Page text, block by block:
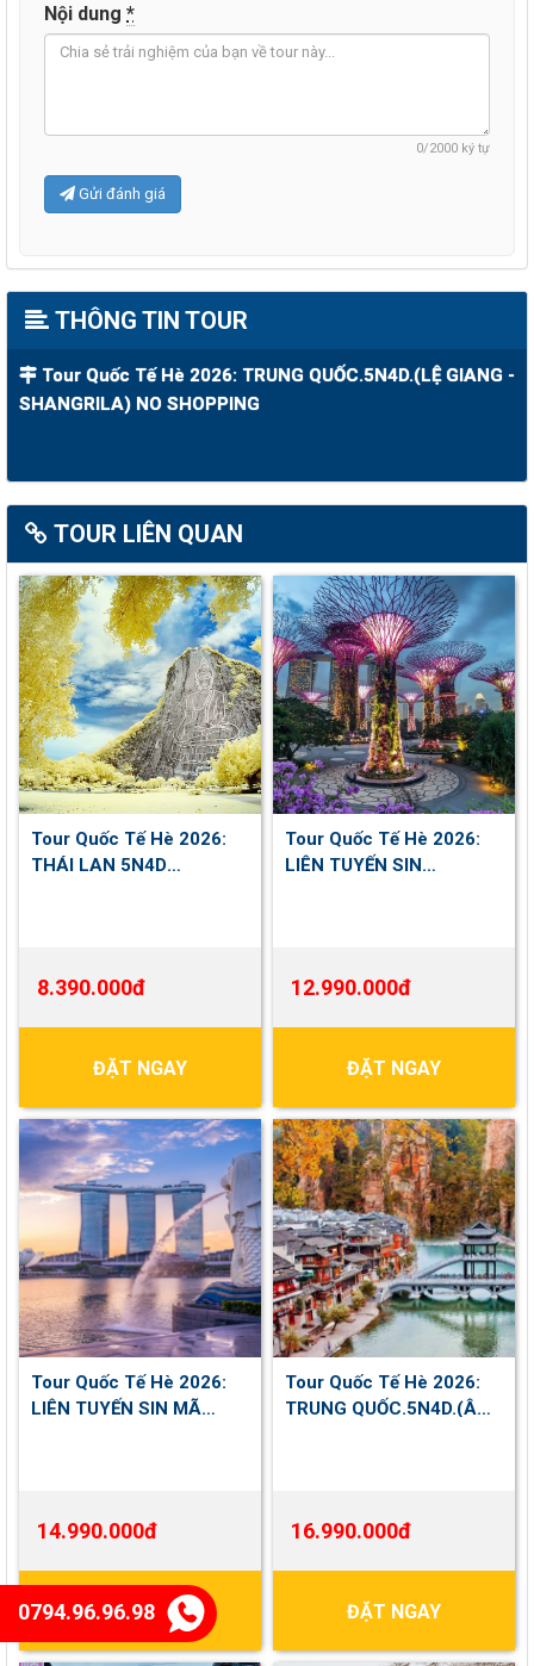
Nội dung *
0/2000 ký tự
Gửi đánh giá
THÔNG TIN TOUR
Tour Quốc Tế Hè 2026: TRUNG QUỐC.5N4D.(LỆ GIANG -
SHANGRILA) NO SHOPPING
TOUR LIÊN QUAN
Tour Quốc Tế Hè 2026:
THÁI LAN 5N4D
8.390.000đ
ĐẶT NGAY
Tour Quốc Tế Hè 2026:
LIÊN TUYẾN SIN
12.990.000đ
ĐẶT NGAY
Tour Quốc Tế Hè 2026:
LIÊN TUYẾN SIN MÃ
14.990.000đ
ĐẶT NGAY
Tour Quốc Tế Hè 2026:
TRUNG QUỐC.5N4D.(ÂN
16.990.000đ
ĐẶT NGAY
0794.96.96.98